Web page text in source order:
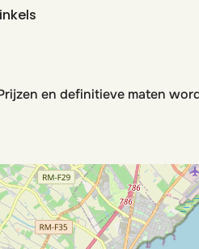
en definitieve maten